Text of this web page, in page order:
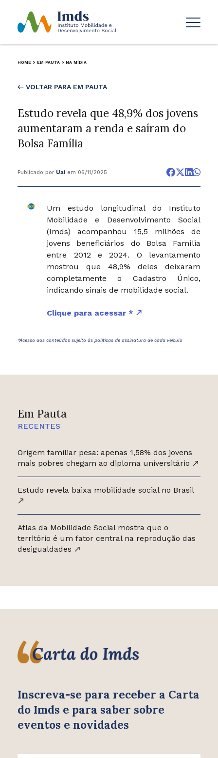
Em Pauta
RECENTES
Origem familiar pesa: apenas 1,58% dos jovens
mais pobres chegam ao diploma universitário
Estudo revela baixa mobilidade social no Brasil
Atlas da Mobilidade Social mostra que o
território é um fator central na reprodução das
desigualdades
HOME > EM PAUTA > NA MÍDIA
← VOLTAR PARA EM PAUTA
Estudo revela que 48,9% dos jovens
aumentaram a renda e saíram do
Bolsa Família
Publicado por Uaiem 06/11/2025
Um estudo longitudinal do Instituto
Mobilidade e Desenvolvimento Social
(Imds) acompanhou 15,5 milhões de
jovens beneficiários do Bolsa Família
entre 2012 e 2024. O levantamento
mostrou que 48,9% deles deixaram
completamente o Cadastro Único,
indicando sinais de mobilidade social.
Clique para acessar *
*Acesso aos conteúdos sujeito às políticas de assinatura de cada veículo
Inscreva-se para receber a Carta
do Imds e para saber sobre
eventos e novidades